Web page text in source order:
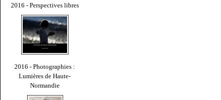
2016 - Perspectives libres
2016 - Photographies :
Lumières de Haute-
Normandie